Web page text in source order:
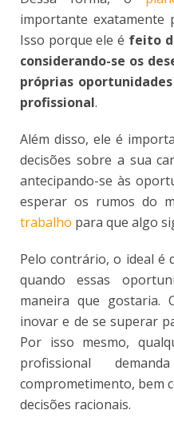
importante exatamente
Isso porque ele é feito
considerando-se os
próprias
profissional.
Além disso, ele é
decisões sobre a sua
antecipando-se às
esperar os rumos do
trabalho para que algo
Pelo contrário, o ideal é
quando essas
maneira que gostaria.
inovar e de se superar
Por isso mesmo,
profissional
comprometimento, bem
decisões racionais.